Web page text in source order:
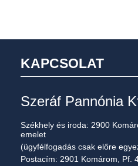
KAPCSOLAT
Szeráf Pannónia
Székhely és iroda: 2900
emelet
(ügyfélfogadás csak előre
Postacím: 2901 Komárom, Pf.